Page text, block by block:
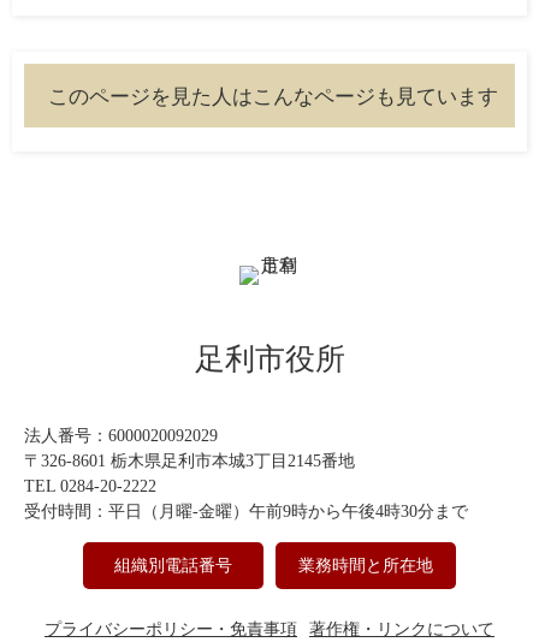
このページを見た人はこんなページも見ています
足利市役所
法人番号：6000020092029
〒326-8601 栃木県足利市本城3丁目2145番地
TEL 0284-20-2222
受付時間：平日（月曜-金曜）午前9時から午後4時30分まで
組織別電話番号 業務時間と所在地
プライバシーポリシー・免責事項 著作権・リンクについて